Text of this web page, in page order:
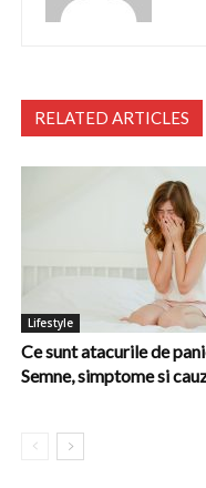
RELATED ARTICLES
Lifestyle
Ce sunt atacurile de
Semne, simptome si